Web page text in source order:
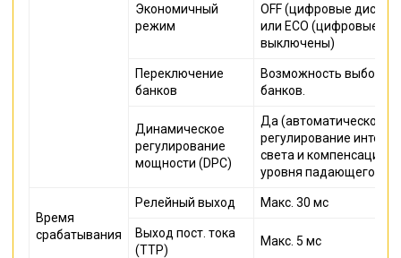
Экономичный
режим
OFF (цифровые
или ECO (цифровые
выключены)
Переключение
банков
Возможность выбора
банков.
Динамическое
регулирование
мощности (DPC)
Да (автоматическое
регулирование
света и компенсация
уровня падающего
Время
срабатывания
Релейный выход Макс. 30 мс
Выход пост. тока
(ТТР)
Макс. 5 мс